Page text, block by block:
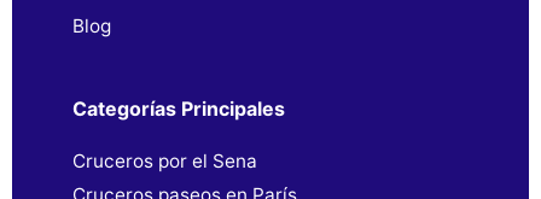
Blog
Categorías Principales
Cruceros por el Sena